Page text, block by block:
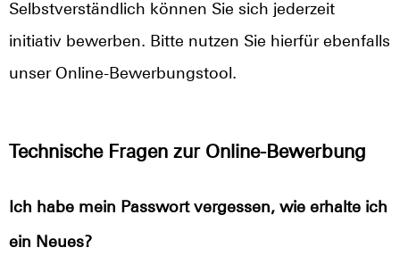
Selbstverständlich können Sie sich jederzeit
initiativ bewerben. Bitte nutzen Sie hierfür ebenfalls
unser Online-Bewerbungstool.
Technische Fragen zur Online-Bewerbung
Ich habe mein Passwort vergessen, wie erhalte ich
ein Neues?